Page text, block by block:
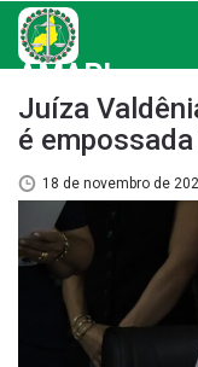
AMAPI
Juíza
é empossada
18 de novembro de